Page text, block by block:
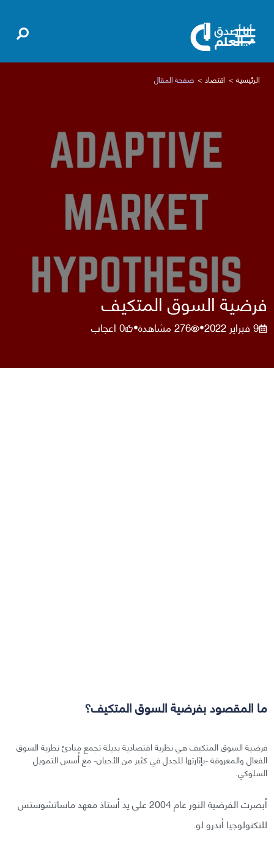
الرئيسية اقتصاد صفحة المقال
فرضية السوق المتكيف
9 فبراير 2022 •
276مشاهدة•
0اعجاب
ما المقصود بفرضية السوق المتكيف؟
فرضية السوق المتكيف هي نظرية اقتصادية بديلة تجمع مبادئ نظرية السوق
الفعال والمعروفة -بإثارتها للجدل في كثير من الأحيان- مع أُسس التمويل
السلوكي.
أبصرت الفرضية النور عام 2004 على يد أستاذ معهد ماساتشوستس
للتكنولوجيا أندرو لو.